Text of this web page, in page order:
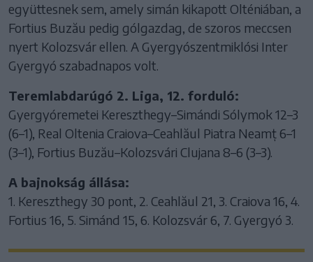
együttesnek sem, amely simán kikapott Olténiában, a
Fortius Buzău pedig gólgazdag, de szoros meccsen
nyert Kolozsvár ellen. A Gyergyószentmiklósi Inter
Gyergyó szabadnapos volt.
Teremlabdarúgó 2. Liga, 12. forduló:
Gyergyóremetei Kereszthegy–Simándi Sólymok 12–3
(6–1), Real Oltenia Craiova–Ceahlăul Piatra Neamț 6–1
(3–1), Fortius Buzău–Kolozsvári Clujana 8–6 (3–3).
A bajnokság állása:
1. Kereszthegy 30 pont, 2. Ceahlăul 21, 3. Craiova 16, 4.
Fortius 16, 5. Simánd 15, 6. Kolozsvár 6, 7. Gyergyó 3.